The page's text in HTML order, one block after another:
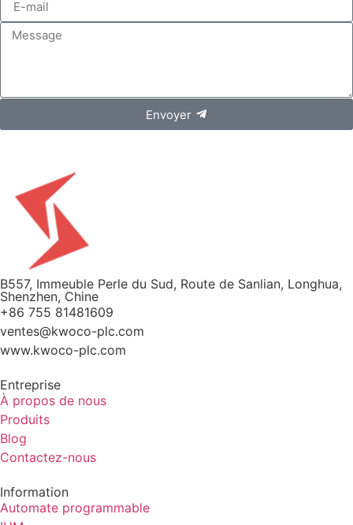
Envoyer
B557, Immeuble Perle du Sud, Route de Sanlian, Longhua,
Shenzhen, Chine
+86 755 81481609
ventes@kwoco-plc.com
www.kwoco-plc.com
Entreprise
À propos de nous
Produits
Blog
Contactez-nous
Information
Automate programmable